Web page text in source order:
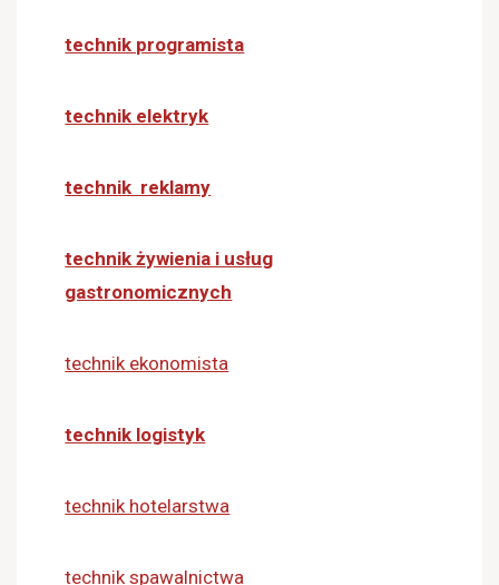
technik programista
technik elektryk
technik reklamy
technik żywienia i usług
gastronomicznych
technik ekonomista
technik logistyk
technik hotelarstwa
technik spawalnictwa